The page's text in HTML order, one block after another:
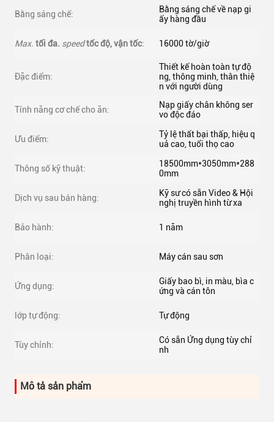
Bằng sáng chế:
Bằng sáng chế về nạp gi
ấy hàng đầu
Max. tối đa. speedtốc độ, vận tốc: 16000 tờ/giờ
Đặc điểm:
Thiết kế hoàn toàn tự độ
ng, thông minh, thân thiệ
n với người dùng
Tính năng cơ chế cho ăn:
Nạp giấy chân không ser
vo độc đáo
Ưu điểm:
Tỷ lệ thất bại thấp, hiệu q
uả cao, tuổi thọ cao
Thông số kỹ thuật:
18500mm*3050mm*288
0mm
Dịch vụ sau bán hàng:
Kỹ sư có sẵn Video & Hội
nghị truyền hình từ xa
Bảo hành: 1 năm
Phân loại: Máy cán sau sơn
Ứng dụng:
Giấy bao bì, in màu, bìa c
ứng và cán tôn
lớp tự động: Tự động
Tùy chỉnh:
Có sẵn Ứng dụng tùy chỉ
nh
Mô tả sản phẩm